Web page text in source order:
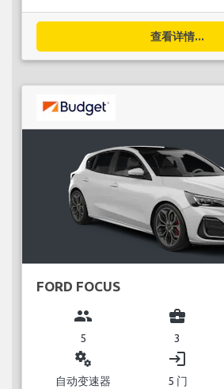
查看详情...
FORD FOCUS
group
5
business_center
3
miscellaneous_services
自动变速器
login
5 门